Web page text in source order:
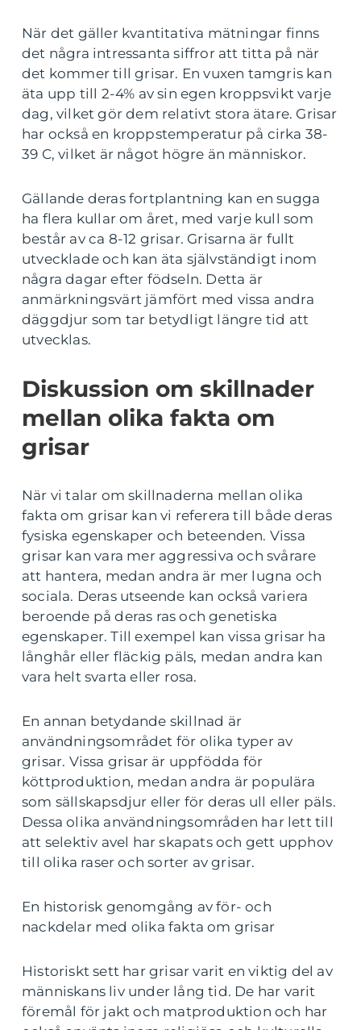
När det gäller kvantitativa mätningar finns
det några intressanta siffror att titta på när
det kommer till grisar. En vuxen tamgris kan
äta upp till 2-4% av sin egen kroppsvikt varje
dag, vilket gör dem relativt stora ätare. Grisar
har också en kroppstemperatur på cirka 38-
39 C, vilket är något högre än människor.
Gällande deras fortplantning kan en sugga
ha flera kullar om året, med varje kull som
består av ca 8-12 grisar. Grisarna är fullt
utvecklade och kan äta självständigt inom
några dagar efter födseln. Detta är
anmärkningsvärt jämfört med vissa andra
däggdjur som tar betydligt längre tid att
utvecklas.
Diskussion om skillnader
mellan olika fakta om
grisar
När vi talar om skillnaderna mellan olika
fakta om grisar kan vi referera till både deras
fysiska egenskaper och beteenden. Vissa
grisar kan vara mer aggressiva och svårare
att hantera, medan andra är mer lugna och
sociala. Deras utseende kan också variera
beroende på deras ras och genetiska
egenskaper. Till exempel kan vissa grisar ha
långhår eller fläckig päls, medan andra kan
vara helt svarta eller rosa.
En annan betydande skillnad är
användningsområdet för olika typer av
grisar. Vissa grisar är uppfödda för
köttproduktion, medan andra är populära
som sällskapsdjur eller för deras ull eller päls.
Dessa olika användningsområden har lett till
att selektiv avel har skapats och gett upphov
till olika raser och sorter av grisar.
En historisk genomgång av för- och
nackdelar med olika fakta om grisar
Historiskt sett har grisar varit en viktig del av
människans liv under lång tid. De har varit
föremål för jakt och matproduktion och har